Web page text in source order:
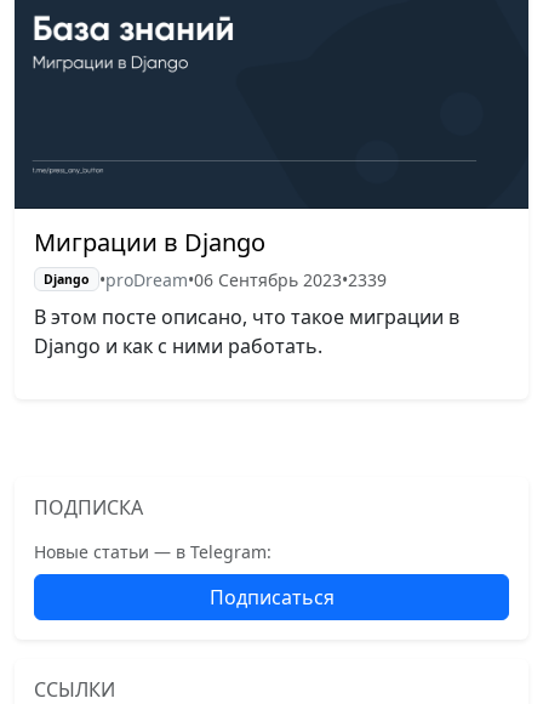
Миграции в Django
Django •proDream•06 Сентябрь 2023•2339
В этом посте описано, что такое миграции в
Django и как с ними работать.
ПОДПИСКА
Новые статьи — в Telegram:
Подписаться
ССЫЛКИ